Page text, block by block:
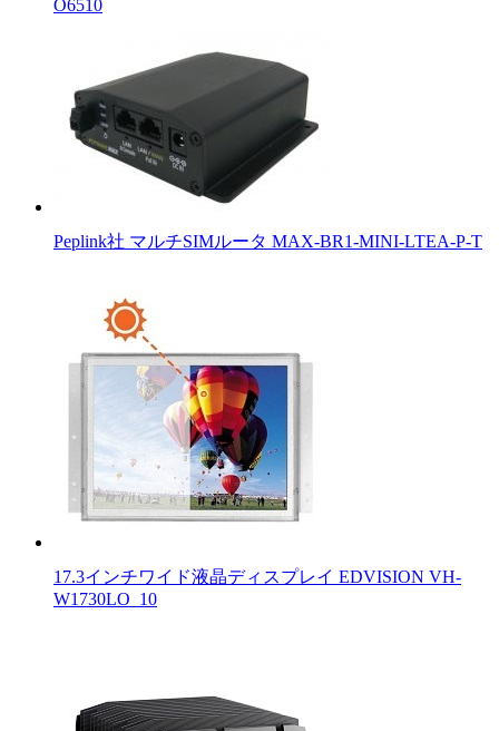
O6510
Peplink社 マルチSIMルータ MAX-BR1-MINI-LTEA-P-T
17.3インチワイド液晶ディスプレイ EDVISION VH-
W1730LO_10